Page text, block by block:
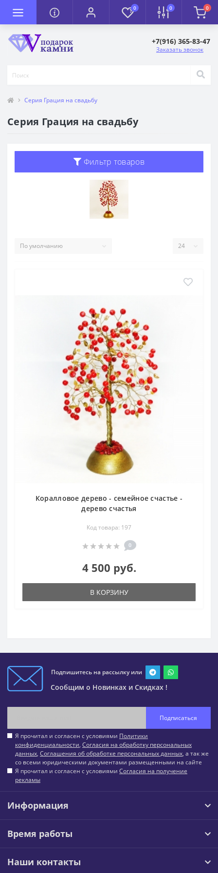
0 0 0
+7(916) 365-83-47
Заказать звонок
Серия Грация на свадьбу
Серия Грация на свадьбу
Фильтр товаров
Коралловое дерево - семейное счастье -
дерево счастья
Код товара: 197
0
4 500 руб.
В КОРЗИНУ
Подпишитесь на рассылку или
Сообщим о Новинках и Скидках !
Подписаться
Я прочитал и согласен с условиями Политики
конфиденциальности, Согласия на обработку персональных
данных, Соглашения об обработке персональных данных, а так же
со всеми юридическими документами размещенными на сайте
Я прочитал и согласен с условиями Согласия на получение
рекламы
Информация
Время работы
Наши контакты